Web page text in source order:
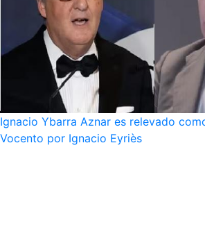
Ignacio Ybarra Aznar es relevado
Vocento por Ignacio Eyriès